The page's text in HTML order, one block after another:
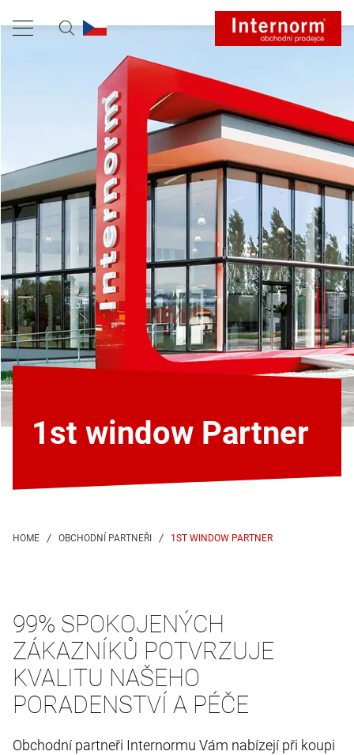
1st window Partner
1ST WINDOW PARTNER
99% SPOKOJENÝCH
ZÁKAZNÍKŮ POTVRZUJE
KVALITU NAŠEHO
PORADENSTVÍ A PÉČE
Obchodní partneři Internormu Vám nabízejí při koupi